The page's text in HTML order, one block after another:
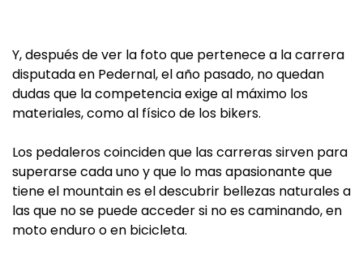
Y, después de ver la foto que pertenece a la carrera
disputada en Pedernal, el año pasado, no quedan
dudas que la competencia exige al máximo los
materiales, como al físico de los bikers.
Los pedaleros coinciden que las carreras sirven para
superarse cada uno y que lo mas apasionante que
tiene el mountain es el descubrir bellezas naturales a
las que no se puede acceder si no es caminando, en
moto enduro o en bicicleta.